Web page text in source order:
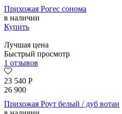
Прихожая Рогес сонома
в наличии
Купить
Лучшая цена
Быстрый просмотр
1 отзывов
23 540 Р
26 900
Прихожая Роут белый / дуб вотан